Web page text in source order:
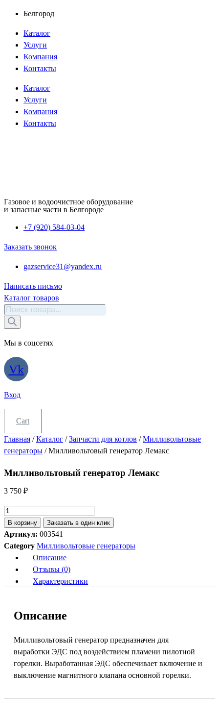
Перейти
содержимому
Белгород
Каталог
Услуги
Компания
Контакты
Каталог
Услуги
Компания
Контакты
Газовое и водоочистное оборудование
и запасные части в Белгороде
+7 (920) 584-03-04
Заказать звонок
gazservice31@yandex.ru
Написать письмо
Каталог товаров
Поиск
товаров
Мы в соцсетях
Vk
Вход
Cart
Главная /Каталог /Запчасти для котлов /Милливольтовые
генераторы / Милливольтовый генератор Лемакс
Милливольтовый генератор Лемакс
3 750 ₽
Количество
товара
Милливольтовый
генератор
Лемакс
В корзину Заказать в один клик
Артикул: 003541
Category Милливольтовые генераторы
Описание
Отзывы (0)
Характеристики
Описание
Милливольтовый генератор предназначен для
выработки ЭДС под воздействием пламени пилотной
горелки. Выработанная ЭДС обеспечивает включение и
выключение магнитного клапана основной горелки.